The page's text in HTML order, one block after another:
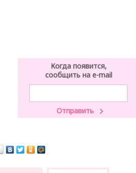
Когда появится,
сообщить на e-mail